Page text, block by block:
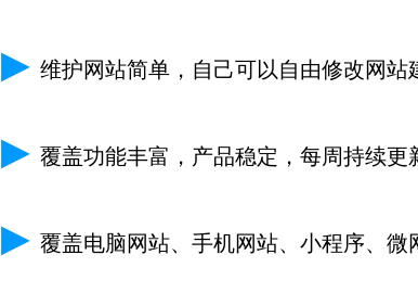
▶ 维护网站简单，自己可以自由修改网站
▶ 覆盖功能丰富，产品稳定，每周持续更
▶ 覆盖电脑网站、手机网站、小程序、微